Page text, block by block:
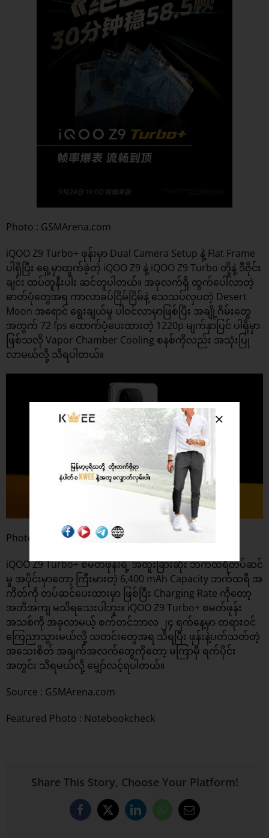
Photo : GSMArena.com
iQOO Z9 Turbo+ ဖုန်းမှာ Dual Camera Setup နဲ့ Flat Frame
ပါရှိပြီး ရှေ့မှာထွက်ခဲ့တဲ့ iQOO Z9 နဲ့ iQOO Z9 Turbo တို့နဲ့ ဒီဇိုင်း
ချင်း ထပ်တူနီးပါး ဆင်တူပါတယ်။ အခုလက်ရှိ ထွက်ပေါ်လာတဲ့
ဓာတ်ပုံတွေအရ ကာလာခပ်ငြိမ်ငြိမ်နဲ့ သေသပ်လှပတဲ့ Desert
Moon အရောင် ရွေးချယ်မှု ပါဝင်လာမှာဖြစ်ပြီး အချို့ဂိမ်းတွေ
အတွက် 72 fps ထောက်ပံ့ပေးထားတဲ့ 1220p မျက်နှာပြင် ပါရှိမှာ
ဖြစ်သလို Vapor Chamber Cooling စနစ်ကိုလည်း အသုံးပြု
လာမယ်လို့ သိရပါတယ်။
Photo : Gadgets 360
iQOO Z9 Turbo+ စမတ်ဖုန်းရဲ့ အထူးခြားဆုံး ဘက်ထရီတပ်ဆင်
မှု အပိုင်းမှာတော့ ကြီးမားတဲ့ 6,400 mAh Capacity ဘက်ထရီ အ
ကိတ်ကို တပ်ဆင်ပေးထားမှာ ဖြစ်ပြီး Charging Rate ကိုတော့
အတိအကျ မသိရသေးပါဘူး။ iQOO Z9 Turbo+ စမတ်ဖုန်း
အသစ်ကို အခုလာမယ့် စက်တင်ဘာလ ၂၄ ရက်နေ့မှာ တရားဝင်
ကြေညာသွားမယ်လို့ သတင်းတွေအရ သိရပြီး ဖုန်းနဲ့ပတ်သတ်တဲ့
အသေးစိတ် အချက်အလက်တွေကိုတော့ မကြာမှီ ရက်ပိုင်း
အတွင်း သိရမယ်လို့ မျှော်လင့်ရပါတယ်။
Source : GSMArena.com
Featured Photo : Notebookcheck
Share This Story, Choose Your Platform!
Facebook
X LinkedInWhatsApp
Email